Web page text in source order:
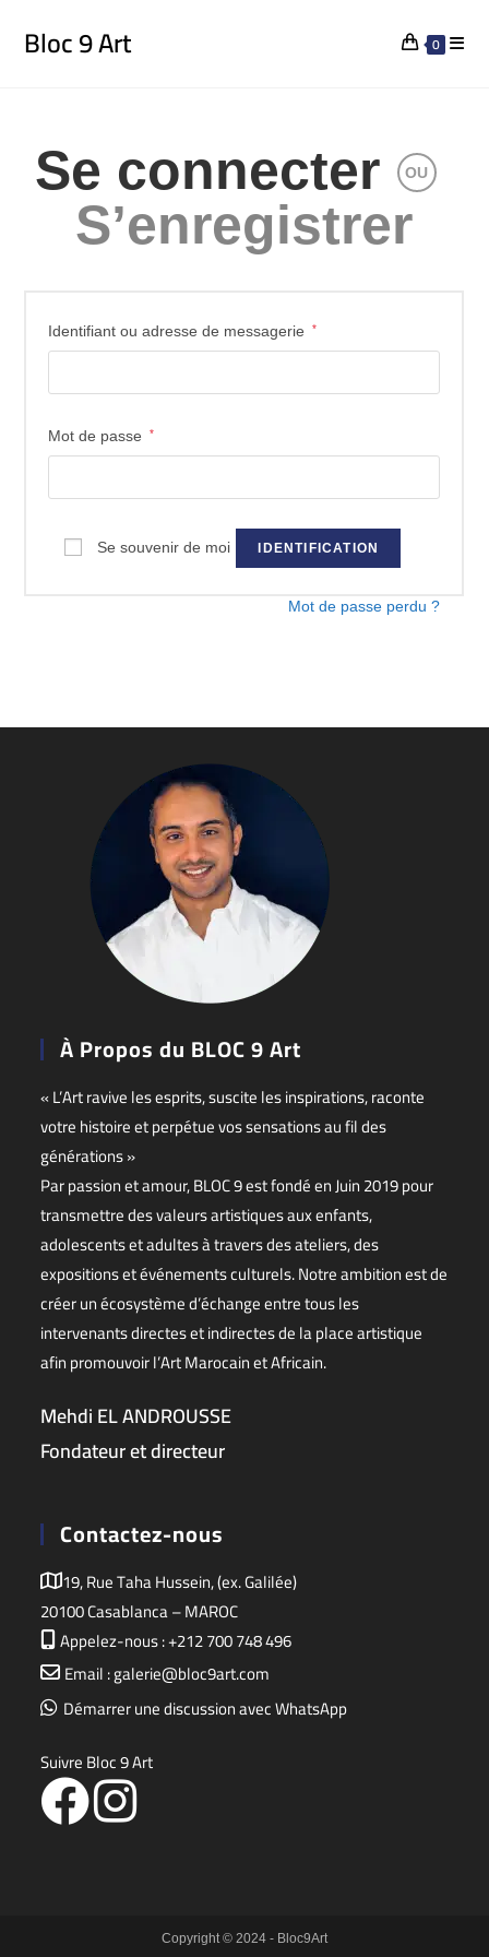
Bloc 9 Art 0
Se connecter OU
S’enregistrer
Identifiant ou adresse de messagerie *
Mot de passe *
Se souvenir de moi IDENTIFICATION
Mot de passe perdu ?
À Propos du BLOC 9 Art
« L’Art ravive les esprits, suscite les inspirations, raconte
votre histoire et perpétue vos sensations au fil des
générations »
Par passion et amour, BLOC 9 est fondé en Juin 2019 pour
transmettre des valeurs artistiques aux enfants,
adolescents et adultes à travers des ateliers, des
expositions et événements culturels. Notre ambition est de
créer un écosystème d’échange entre tous les
intervenants directes et indirectes de la place artistique
afin promouvoir l’Art Marocain et Africain.
Mehdi EL ANDROUSSE
Fondateur et directeur
Contactez-nous
19, Rue Taha Hussein, (ex. Galilée)
20100 Casablanca – MAROC
Appelez-nous : +212 700 748 496
Email : galerie@bloc9art.com
Démarrer une discussion avec WhatsApp
Suivre Bloc 9 Art
Copyright © 2024 - Bloc9Art